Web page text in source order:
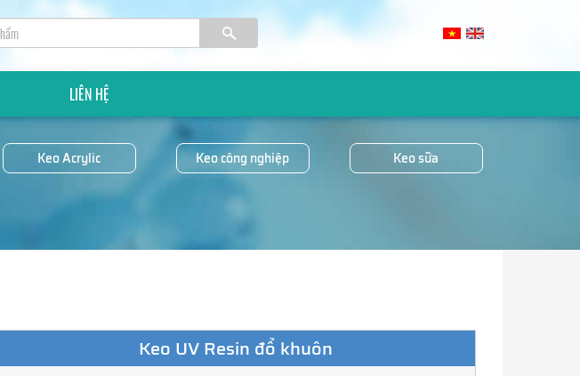
LIÊN HỆ
Keo Acrylic Keo công nghiệp Keo sữa
Keo UV Resin đổ khuôn